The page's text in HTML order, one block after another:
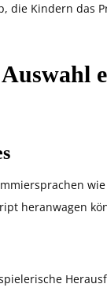
die Kindern das
heranwagen